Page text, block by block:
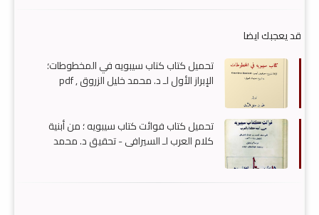
قد يعجبك ايضا
تحميل كتاب كتاب سيبويه في المخطوطات؛
الإبراز الأول لـ د. محمد خليل الزروق , pdf
تحميل كتاب فوائت كتاب سيبويه ؛ من أبنية
كلام العرب لـ السيرافي - تحقيق د. محمد